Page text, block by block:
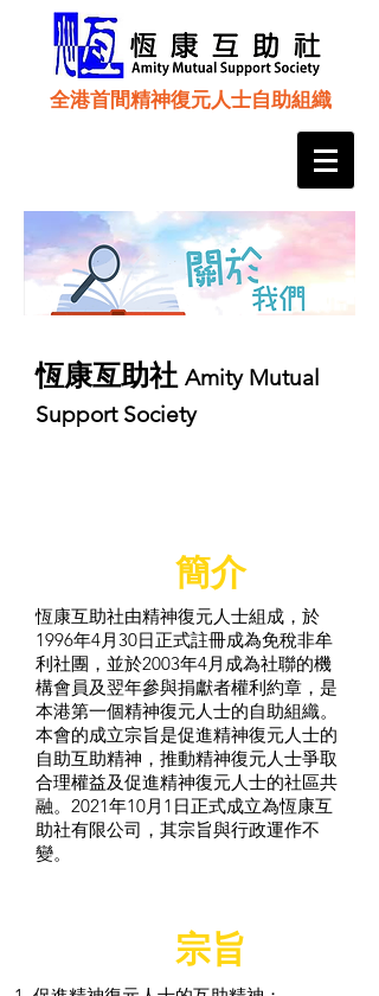
全港首間精神復元人士自助組織
恆康亙助社 Amity Mutual
Support Society
簡介
恆康互助社由精神復元人士組成，於
1996年4月30日正式註冊成為免稅非牟
利社團，並於2003年4月成為社聯的機
構會員及翌年參與捐獻者權利約章，是
本港第一個精神復元人士的自助組織。
本會的成立宗旨是促進精神復元人士的
自助互助精神，推動精神復元人士爭取
合理權益及促進精神復元人士的社區共
融。2021年10月1日正式成立為恆康互
助社有限公司，其宗旨與行政運作不
變。
宗旨